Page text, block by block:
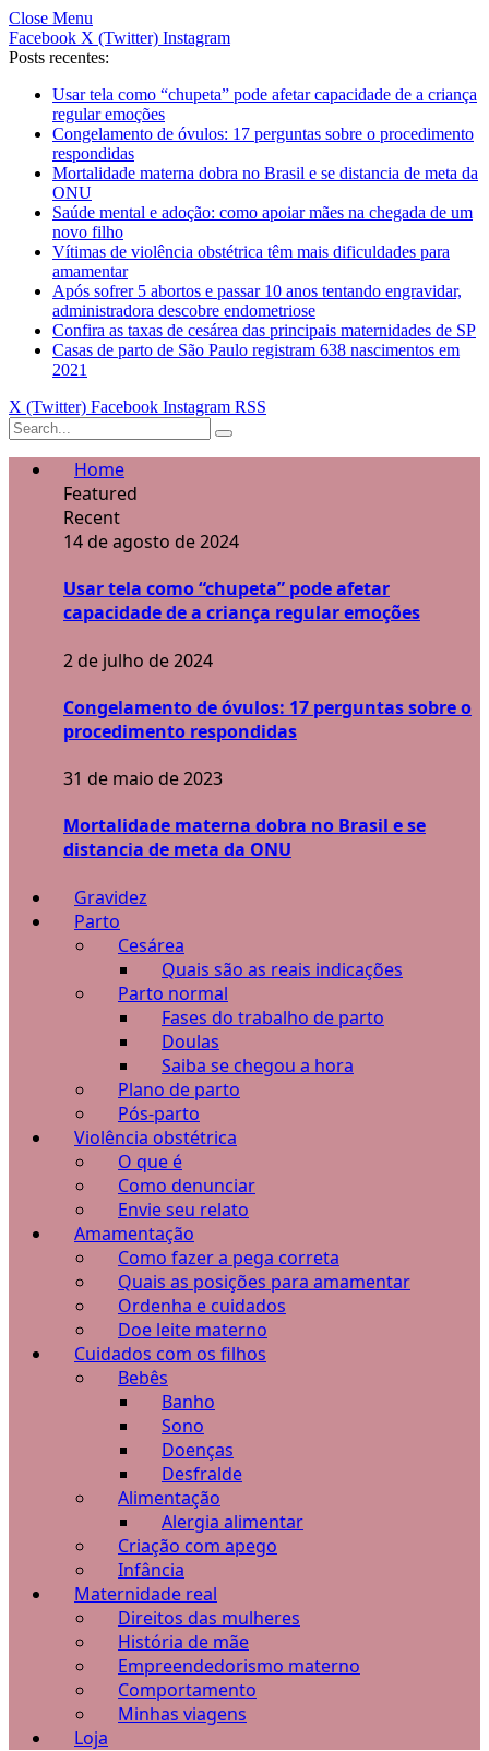
Close Menu
Facebook X (Twitter) Instagram
Posts recentes:
Usar tela como “chupeta” pode afetar capacidade de a criança
regular emoções
Congelamento de óvulos: 17 perguntas sobre o procedimento
respondidas
Mortalidade materna dobra no Brasil e se distancia de meta da
ONU
Saúde mental e adoção: como apoiar mães na chegada de um
novo filho
Vítimas de violência obstétrica têm mais dificuldades para
amamentar
Após sofrer 5 abortos e passar 10 anos tentando engravidar,
administradora descobre endometriose
Confira as taxas de cesárea das principais maternidades de SP
Casas de parto de São Paulo registram 638 nascimentos em
2021
X (Twitter) Facebook Instagram RSS
Home
Featured
Recent
14 de agosto de 2024
Usar tela como “chupeta” pode afetar
capacidade de a criança regular emoções
2 de julho de 2024
Congelamento de óvulos: 17 perguntas sobre o
procedimento respondidas
31 de maio de 2023
Mortalidade materna dobra no Brasil e se
distancia de meta da ONU
Gravidez
Parto
Cesárea
Quais são as reais indicações
Parto normal
Fases do trabalho de parto
Doulas
Saiba se chegou a hora
Plano de parto
Pós-parto
Violência obstétrica
O que é
Como denunciar
Envie seu relato
Amamentação
Como fazer a pega correta
Quais as posições para amamentar
Ordenha e cuidados
Doe leite materno
Cuidados com os filhos
Bebês
Banho
Sono
Doenças
Desfralde
Alimentação
Alergia alimentar
Criação com apego
Infância
Maternidade real
Direitos das mulheres
História de mãe
Empreendedorismo materno
Comportamento
Minhas viagens
Loja